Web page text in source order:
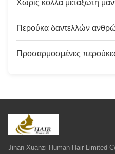
Χωρίς κόλλα μεταξωτή
Περούκα δαντελλών
Προσαρμοσμένες
Jinan Xuanzi Human Hair Limited